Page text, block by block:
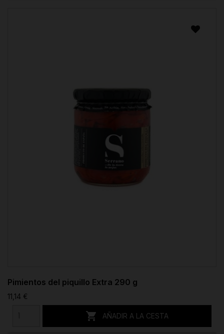
Pimientos del piquillo Extra 290 g
11,14 €
 AÑADIR A LA CESTA